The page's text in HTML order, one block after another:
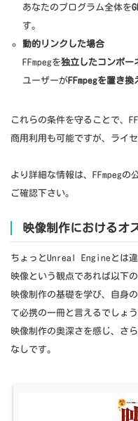
あなたのプログラム全体を
す。
動的リンクした場合
FFmpegを独立したコンポー
ユーザーが FFmpegを置き換
これらの条件を守ることで、
商用利用も可能ですが、ライ
より詳細な情報は、FFmpegの
ご確認下さい。
映像制作におけるオ
ちょっとUnreal Engineとは違
映像という観点であれば以下
映像制作の基礎を学び、自身
て必携の一冊と言えるでしょう
映像制作の奥深さを感じ、さ
なしです。